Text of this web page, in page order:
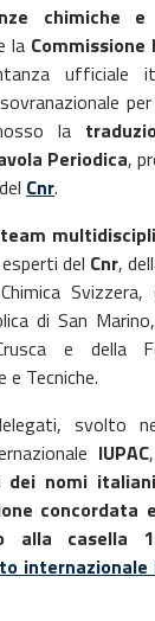
chimiche
la
ufficiale
per
la
Periodica,
Cnr.
del Cnr,
di San
e della
Tecniche.
svolto
IUPAC
dei nomi
concordata
alla casella
internazionale